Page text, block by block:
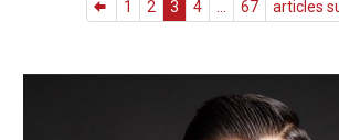
1 2 3 4 ... 67 articles